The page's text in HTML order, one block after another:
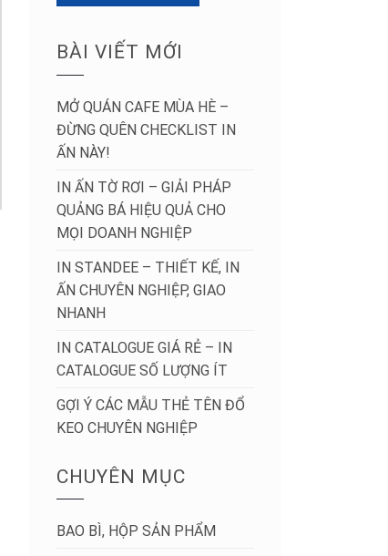
BÀI VIẾT MỚI
MỞ QUÁN CAFE MÙA HÈ –
ĐỪNG QUÊN CHECKLIST IN
ẤN NÀY!
IN ẤN TỜ RƠI – GIẢI PHÁP
QUẢNG BÁ HIỆU QUẢ CHO
MỌI DOANH NGHIỆP
IN STANDEE – THIẾT KẾ, IN
ẤN CHUYÊN NGHIỆP, GIAO
NHANH
IN CATALOGUE GIÁ RẺ – IN
CATALOGUE SỐ LƯỢNG ÍT
GỢI Ý CÁC MẪU THẺ TÊN ĐỔ
KEO CHUYÊN NGHIỆP
CHUYÊN MỤC
BAO BÌ, HỘP SẢN PHẨM